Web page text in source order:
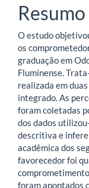
Resumo
O estudo
os
graduação em
Fluminense.
realizada em
integrado. As
foram coletadas
dos dados
descritiva e
acadêmica dos
favorecedor foi
foram apontados